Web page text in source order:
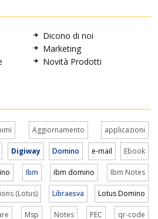
Dicono di noi
Marketing
Novità Prodotti
Aggiornamento applicazioni
Digiway Domino e-mail Ebook
Ibm ibm domino Ibm Notes
(Lotus) Libraesva Lotus Domino
Msp Notes PEC qr-code